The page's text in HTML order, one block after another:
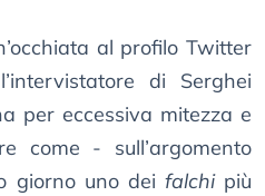
al profilo Twitter
di Serghei
per eccessiva mitezza e
come - sull’argomento
giorno uno dei falchipiù